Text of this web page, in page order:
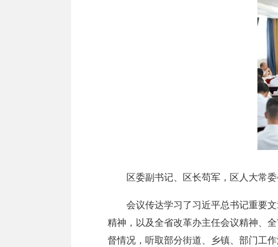
区委副书记、区长苟军，区人大常委
会议传达学习了习近平总书记重要文
精神，以及全省改革办主任会议精神、
督情况，听取部分街道、乡镇、部门工作